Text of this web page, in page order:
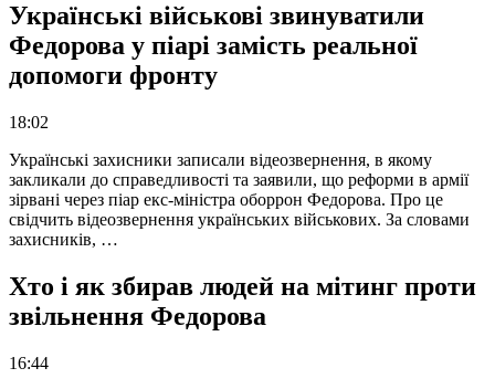
Українські військові звинуватили
Федорова у піарі замість реальної
допомоги фронту
18:02
Українські захисники записали відеозвернення, в якому
закликали до справедливості та заявили, що реформи в армії
зірвані через піар екс-міністра оборрон Федорова. Про це
свідчить відеозвернення українських військових. За словами
захисників, …
Хто і як збирав людей на мітинг проти
звільнення Федорова
16:44